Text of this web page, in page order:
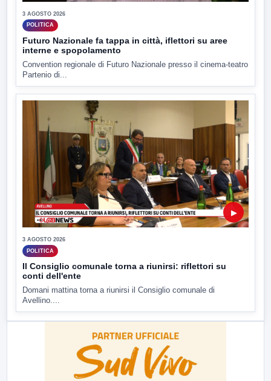
3 AGOSTO 2026
POLITICA
Futuro Nazionale fa tappa in città, iflettori su aree
interne e spopolamento
Convention regionale di Futuro Nazionale presso il cinema-teatro
Partenio di...
▶
3 AGOSTO 2026
POLITICA
Il Consiglio comunale torna a riunirsi: riflettori su
conti dell'ente
Domani mattina torna a riunirsi il Consiglio comunale di
Avellino....